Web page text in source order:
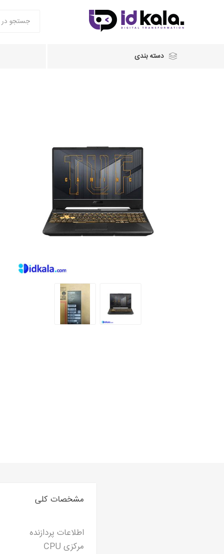
دسته بندی
مشخصات کلی
اطلاعات پردازنده
مرکزی CPU